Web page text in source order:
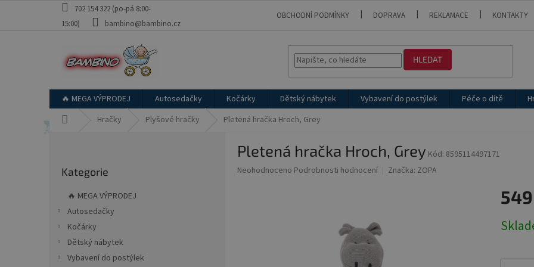
702 154 322 (po-pá 8:00-
15:00)
bambino@bambino.cz
OBCHODNÍ PODMÍNKY DOPRAVA REKLAMACE KONTAKTY
HLEDAT
🔥 MEGA VÝPRODEJ Autosedačky Kočárky Dětský nábytek Vybavení do postýlek Péče o dítě
Hračky Plyšové hračky Pletená hračka Hroch, Grey
kategorie
Kategorie
🔥 MEGA VÝPRODEJ
Autosedačky
Kočárky
Dětský nábytek
Vybavení do postýlek
Pletená hračka Hroch, Grey Kód: 8595114497171
Průměrné
Neohodnoceno Podrobnosti hodnocení Značka: ZOPA
cena: